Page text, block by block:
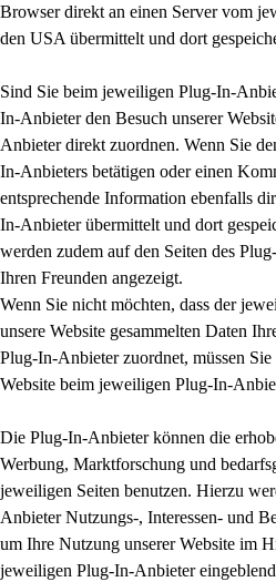
Browser direkt an einen Server vom
den USA übermittelt und dort
Sind Sie beim jeweiligen Plug-In-
In-Anbieter den Besuch unserer
Anbieter direkt zuordnen. Wenn Sie
In-Anbieters betätigen oder einen
entsprechende Information ebenfalls
In-Anbieter übermittelt und dort
werden zudem auf den Seiten des
Ihren Freunden angezeigt.
Wenn Sie nicht möchten, dass der
unsere Website gesammelten Daten
Plug-In-Anbieter zuordnet, müssen
Website beim jeweiligen Plug-In-
Die Plug-In-Anbieter können die
Werbung, Marktforschung und
jeweiligen Seiten benutzen. Hierzu
Anbieter Nutzungs-, Interessen- und
um Ihre Nutzung unserer Website im
jeweiligen Plug-In-Anbieter